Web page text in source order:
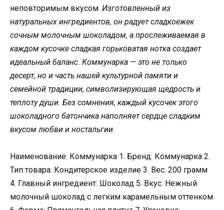
неповторимым вкусом. Изготовленный из
натуральных ингредиентов, он радует сладкоежек
сочным молочным шоколадом, а прослеживаемая в
каждом кусочке сладкая горьковатая нотка создает
идеальный баланс. Коммунарка — это не только
десерт, но и часть нашей культурной памяти и
семейной традиции, символизирующая щедрость и
теплоту души. Без сомнения, каждый кусочек этого
шоколадного батончика наполняет сердце сладким
вкусом любви и ностальгии.
Наименование: Коммунарка 1. Бренд: Коммунарка 2.
Тип товара: Кондитерское изделие 3. Вес: 200 грамм
4. Главный ингредиент: Шоколад 5. Вкус: Нежный
молочный шоколад с легким карамельным оттенком